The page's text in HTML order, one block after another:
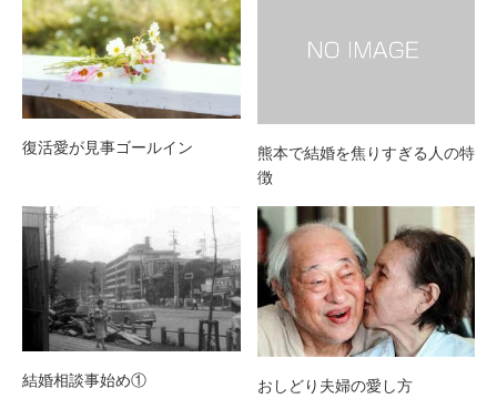
復活愛が見事ゴールイン
熊本で結婚を焦りすぎる人の特
徴
結婚相談事始め① おしどり夫婦の愛し方